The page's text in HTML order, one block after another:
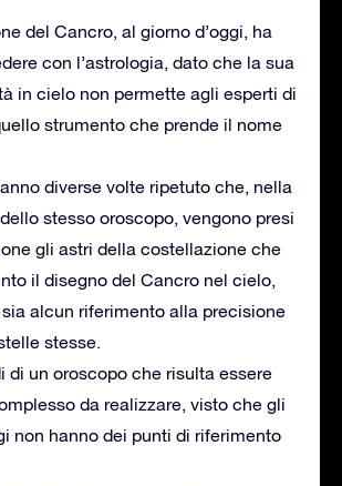
del Cancro, al giorno d’oggi, ha
con l’astrologia, dato che la sua
in cielo non permette agli esperti di
strumento che prende il nome
diverse volte ripetuto che, nella
stesso oroscopo, vengono presi
gli astri della costellazione che
il disegno del Cancro nel cielo,
alcun riferimento alla precisione
stesse.
di un oroscopo che risulta essere
da realizzare, visto che gli
non hanno dei punti di riferimento